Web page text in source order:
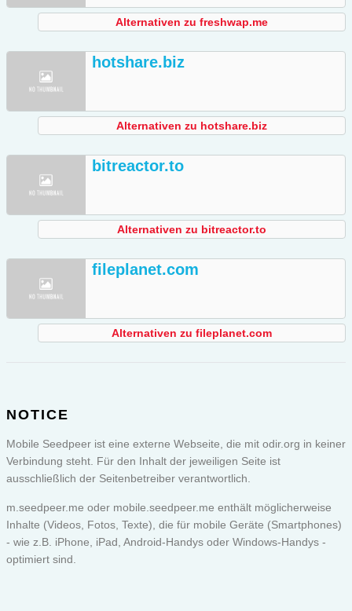
Alternativen zu freshwap.me
hotshare.biz
Alternativen zu hotshare.biz
bitreactor.to
Alternativen zu bitreactor.to
fileplanet.com
Alternativen zu fileplanet.com
NOTICE
Mobile Seedpeer ist eine externe Webseite, die mit odir.org in keiner
Verbindung steht. Für den Inhalt der jeweiligen Seite ist
ausschließlich der Seitenbetreiber verantwortlich.
m.seedpeer.me oder mobile.seedpeer.me enthält möglicherweise
Inhalte (Videos, Fotos, Texte), die für mobile Geräte (Smartphones)
- wie z.B. iPhone, iPad, Android-Handys oder Windows-Handys -
optimiert sind.